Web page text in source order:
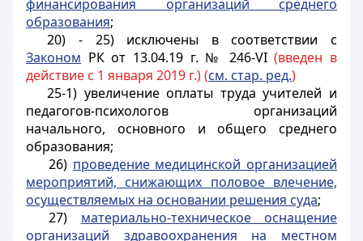
финансирования организаций среднего
образования;
20) - 25) исключены в соответствии с
Законом РК от 13.04.19 г. № 246-VI(введен в
действие с 1 января 2019 г.) (см. стар. ред.)
25-1) увеличение оплаты труда учителей и
педагогов-психологов организаций
начального, основного и общего среднего
образования;
26) проведение медицинской организацией
мероприятий, снижающих половое влечение,
осуществляемых на основании решения суда;
27) материально-техническое оснащение
организаций здравоохранения на местном